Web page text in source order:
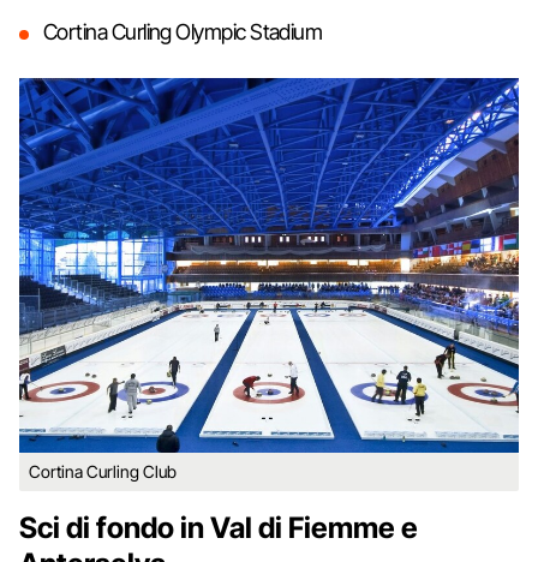
Cortina Curling Olympic Stadium
Cortina Curling Club
Sci di fondo in Val di Fiemme e